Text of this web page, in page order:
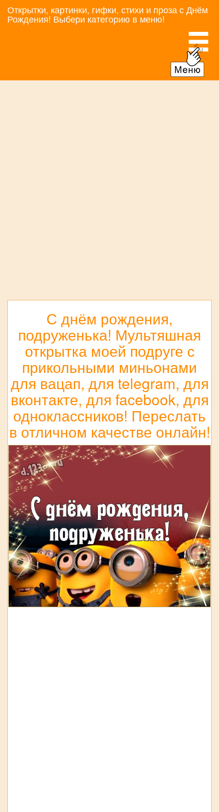
Открытки, картинки, гифки, стихи и проза с Днём
Рождения! Выбери категорию в меню!
С днём рождения,
подруженька! Мультяшная
открытка моей подруге с
прикольными миньонами
для вацап, для telegram, для
вконтакте, для facebook, для
одноклассников! Переслать
в отличном качестве онлайн!